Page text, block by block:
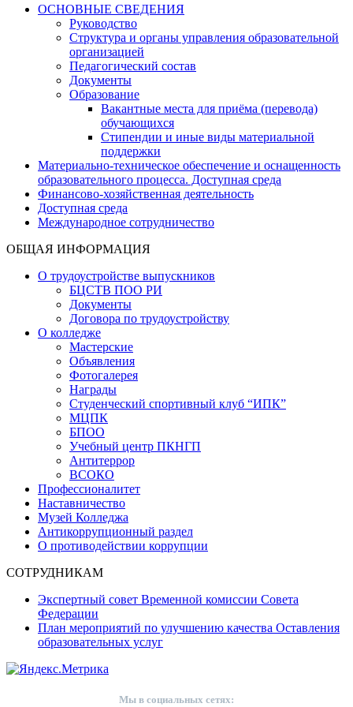
ОСНОВНЫЕ СВЕДЕНИЯ
Руководство
Структура и органы управления образовательной
организацией
Педагогический состав
Документы
Образование
Вакантные места для приёма (перевода)
обучающихся
Стипендии и иные виды материальной
поддержки
Материально-техническое обеспечение и оснащенность
образовательного процесса. Доступная среда
Финансово-хозяйственная деятельность
Доступная среда
Международное сотрудничество
ОБЩАЯ ИНФОРМАЦИЯ
О трудоустройстве выпускников
БЦСТВ ПОО РИ
Документы
Договора по трудоустройству
О колледже
Мастерские
Объявления
Фотогалерея
Награды
Студенческий спортивный клуб “ИПК”
МЦПК
БПОО
Учебный центр ПКНГП
Антитеррор
ВСОКО
Профессионалитет
Наставничество
Музей Колледжа
Антикоррупционный раздел
О противодействии коррупции
СОТРУДНИКАМ
Экспертный совет Временной комиссии Совета
Федерации
План мероприятий по улучшению качества Оставления
образовательных услуг
Мы в социальных сетях: